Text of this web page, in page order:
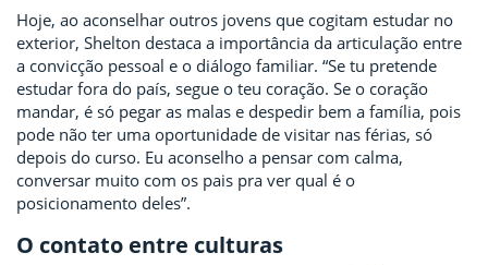
Hoje, ao aconselhar outros jovens que cogitam estudar no
exterior, Shelton destaca a importância da articulação entre
a convicção pessoal e o diálogo familiar. “Se tu pretende
estudar fora do país, segue o teu coração. Se o coração
mandar, é só pegar as malas e despedir bem a família, pois
pode não ter uma oportunidade de visitar nas férias, só
depois do curso. Eu aconselho a pensar com calma,
conversar muito com os pais pra ver qual é o
posicionamento deles”.
O contato entre culturas